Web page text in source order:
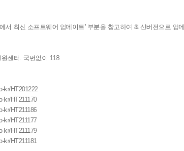
서 최신 소프트웨어 업데이트’ 부분을 참고하여 최신버전으로 업
센터: 국번없이 118
kr/HT201222
kr/HT211170
kr/HT211186
kr/HT211177
kr/HT211179
kr/HT211181